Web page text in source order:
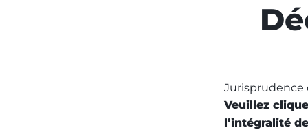
La démographie
Jurisprudence
Veuillez
l’intégralité